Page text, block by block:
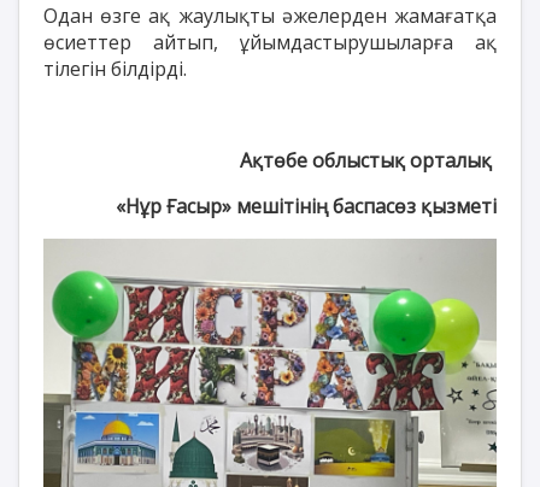
Одан өзге ақ жаулықты әжелерден жамағатқа
өсиеттер айтып, ұйымдастырушыларға ақ
тілегін білдірді.
Ақтөбе облыстық орталық
«Нұр Ғасыр» мешітінің баспасөз қызметі